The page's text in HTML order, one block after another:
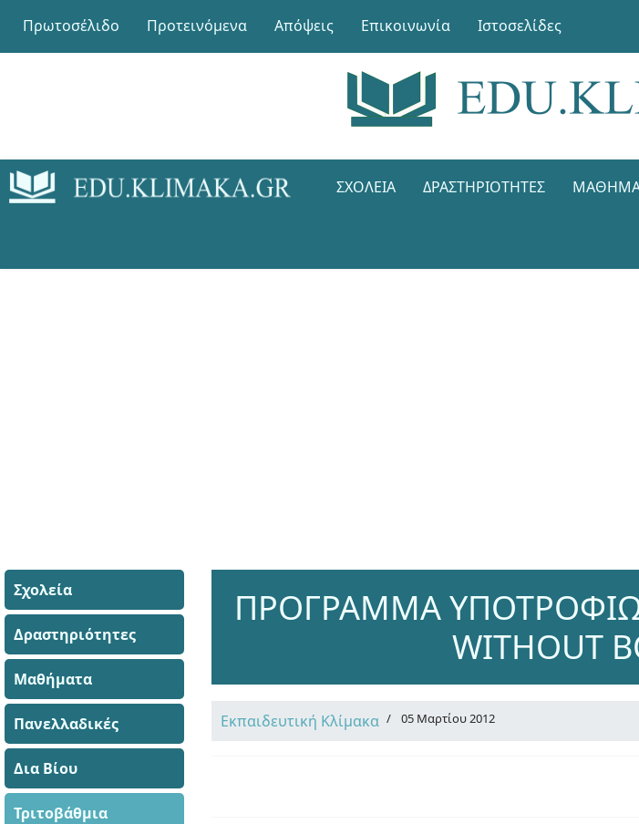
Πρωτοσέλιδο Προτεινόμενα Απόψεις Επικοινωνία Ιστοσελίδες
ΣΧΟΛΕΊΑ ΔΡΑΣΤΗΡΙΌΤΗΤΕΣ
Σχολεία
Δραστηριότητες
Μαθήματα
Πανελλαδικές
Δια Βίου
Τριτοβάθμια
ΠΡΟΓΡΑΜΜΑ ΥΠΟΤΡΟΦΙΩΝ
WITHOUT
Εκπαιδευτική Κλίμακα 05 Μαρτίου 2012